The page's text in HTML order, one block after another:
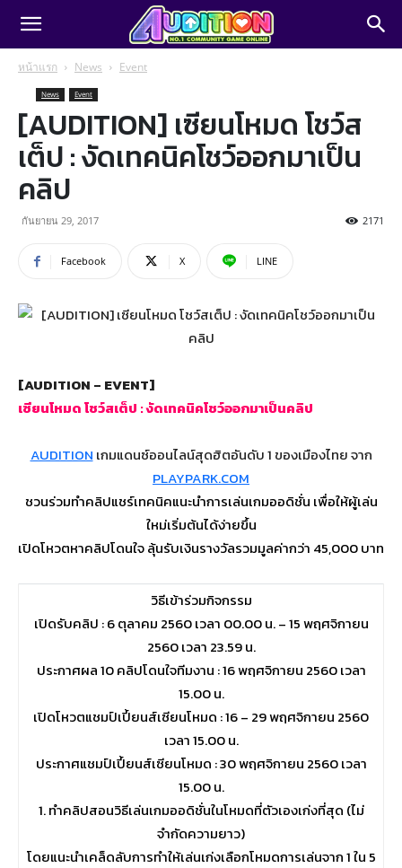
หน้าแรก News Event
News Event
[AUDITION] เซียนโหมด โชว์ส
เต็ป : งัดเทคนิคโชว์ออกมาเป็น
คลิป
กันยายน 29, 2017 2171
Facebook X LINE
[AUDITION – EVENT]
เซียนโหมด โชว์สเต็ป : งัดเทคนิคโชว์ออกมาเป็นคลิป
AUDITION เกมแดนซ์ออนไลน์สุดฮิตอันดับ 1 ของเมืองไทย จาก
PLAYPARK.COM
ชวนร่วมทำคลิปแชร์เทคนิคแนะนำการเล่นเกมออดิชั่น เพื่อให้ผู้เล่น
ใหม่เริ่มต้นได้ง่ายขึ้น
เปิดโหวตหาคลิปโดนใจ ลุ้นรับเงินรางวัลรวมมูลค่ากว่า 45,000 บาท
วิธีเข้าร่วมกิจกรรม
เปิดรับคลิป : 6 ตุลาคม 2560 เวลา 00.00 น. – 15 พฤศจิกายน
2560 เวลา 23.59 น.
ประกาศผล 10 คลิปโดนใจทีมงาน : 16 พฤศจิกายน 2560 เวลา
15.00 น.
เปิดโหวตแชมป์เปี้ยนส์เซียนโหมด : 16 – 29 พฤศจิกายน 2560
เวลา 15.00 น.
ประกาศแชมป์เปี้ยนส์เซียนโหมด : 30 พฤศจิกายน 2560 เวลา
15.00 น.
1. ทำคลิปสอนวิธีเล่นเกมออดิชั่นในโหมดที่ตัวเองเก่งที่สุด (ไม่
จำกัดความยาว)
โดยแนะนำเคล็ดลับการทำให้เล่นเก่งเลือกโหมดการเล่นจาก 1 ใน 5